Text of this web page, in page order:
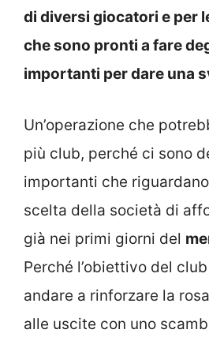
di diversi giocatori e per
che sono pronti a fare
importanti per dare una
Un’operazione che
più club, perché ci sono
importanti che
scelta della società di
già nei primi giorni del
Perché l’obiettivo del
andare a rinforzare la
alle uscite con uno